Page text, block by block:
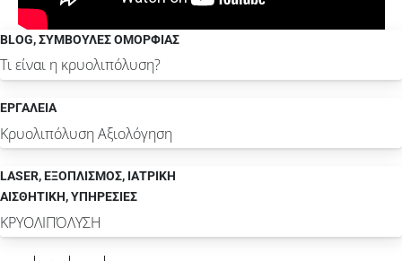
BLOG,ΣΥΜΒΟΥΛΈΣ ΟΜΟΡΦΙΆΣ
Τι είναι η κρυολιπόλυση?
ΕΡΓΑΛΕΙΑ
Κρυολιπόλυση Αξιολόγηση
LASER,ΕΞΟΠΛΙΣΜΟΣ, ΙΑΤΡΙΚΗ
ΑΙΣΘΗΤΙΚΗ,ΥΠΗΡΕΣΙΕΣ
ΚΡΥΟΛΙΠΌΛΥΣΗ